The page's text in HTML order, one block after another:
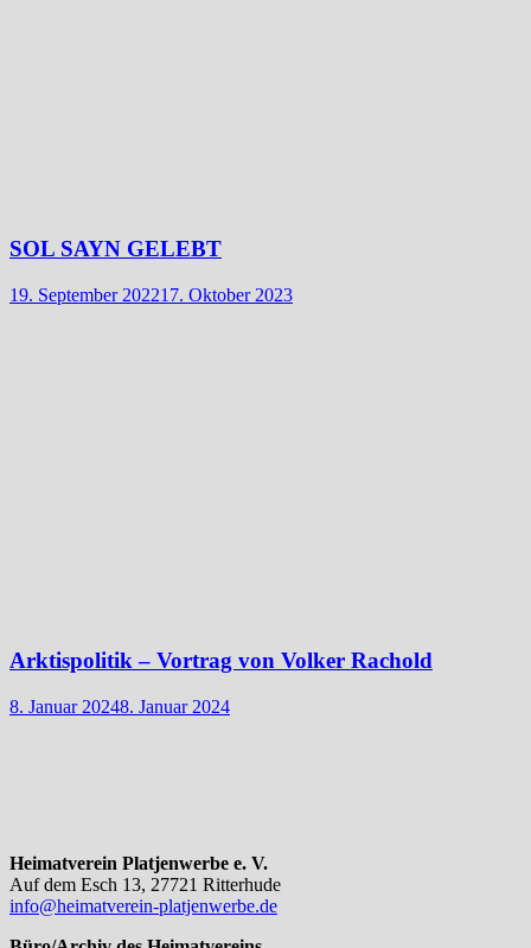
SOL SAYN GELEBT
19. September 202217. Oktober 2023
Arktispolitik – Vortrag von Volker Rachold
8. Januar 20248. Januar 2024
Heimatverein Platjenwerbe e. V.
Auf dem Esch 13, 27721 Ritterhude
info@heimatverein-platjenwerbe.de